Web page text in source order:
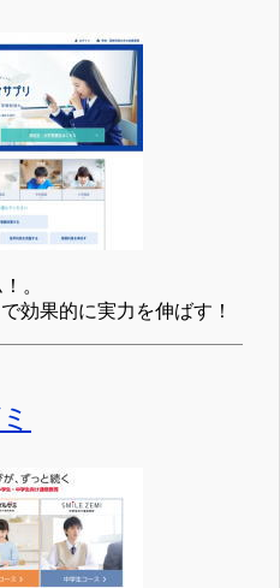
。
効果的に実力を伸ばす！